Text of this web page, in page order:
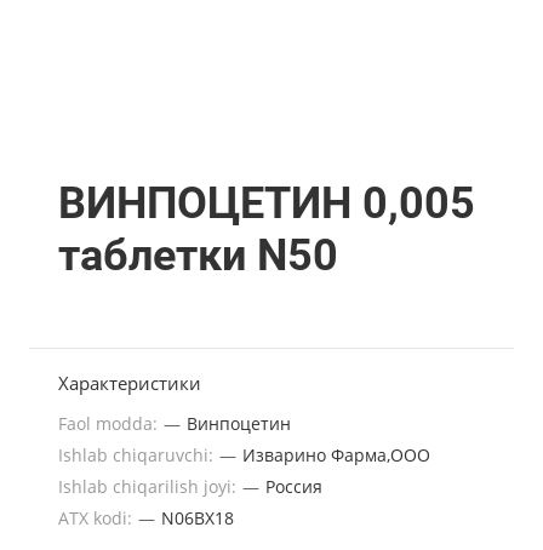
ВИНПОЦЕТИН 0,005
таблетки N50
Характеристики
Faol modda: — Винпоцетин
Ishlab chiqaruvchi: — Изварино Фарма,ООО
Ishlab chiqarilish joyi: — Россия
ATX kodi: — N06BX18